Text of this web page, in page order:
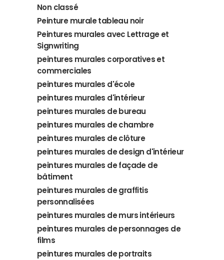
Non classé
Peinture murale tableau noir
Peintures murales avec Lettrage et
Signwriting
peintures murales corporatives et
commerciales
peintures murales d'école
peintures murales d'intérieur
peintures murales de bureau
peintures murales de chambre
peintures murales de clôture
peintures murales de design d'intérieur
peintures murales de façade de
bâtiment
peintures murales de graffitis
personnalisées
peintures murales de murs intérieurs
peintures murales de personnages de
films
peintures murales de portraits